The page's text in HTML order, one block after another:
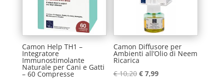
Camon Help TH1 –
Integratore
Immunostimolante
Naturale per Cani e Gatti
– 60 Compresse
Camon Diffusore per
Ambienti all’Olio di Neem
Ricarica
€10,20 Il
€ 7,99Il